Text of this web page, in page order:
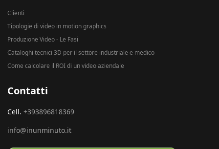
Clienti
Tipologie di video in motion graphics
Produzione Video - Le Fasi
Cataloghi tecnici 3D per il settore industriale e medico
Come calcolare il ROI di un video aziendale
Contatti
Cell. +393896818369
info@inunminuto.it